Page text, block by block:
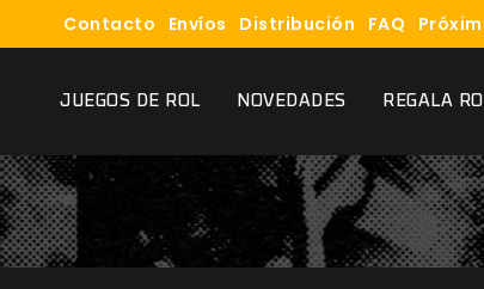
Contacto Envíos Distribución FAQ
JUEGOS DE ROL NOVEDADES REGALA